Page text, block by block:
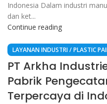
Indonesia Dalam industri
dan ket...
Continue reading
LAYANAN INDUSTRI / PLASTIC
FINISHING PLASTIK OTOMOTIF
JASA PENGECATAN PLASTIK
PT Arkha
Pabrik
Terpercaya di